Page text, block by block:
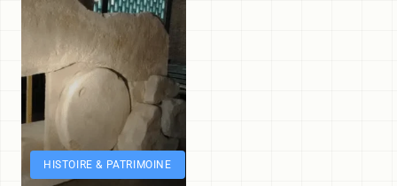
HISTOIRE & PATRIMOINE